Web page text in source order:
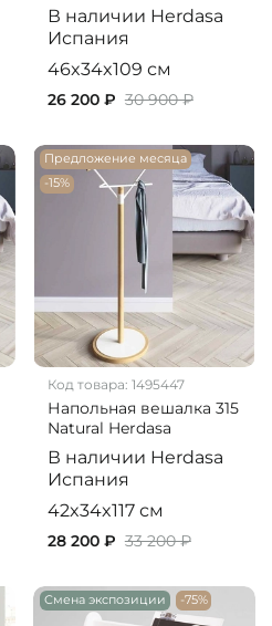
В наличии Herdasa
Испания
46x34x109 см
26 200 ₽ 30 900 ₽
Предложение месяца
-15%
Код товара: 1495447
Напольная вешалка 315
Natural Herdasa
В наличии Herdasa
Испания
42x34x117 см
28 200 ₽ 33 200 ₽
Смена экспозиции -75%